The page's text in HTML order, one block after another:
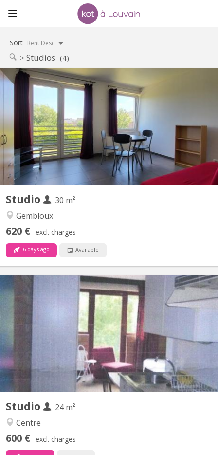
Sort Rent Desc
Studios (4)
Studio
30 m²
Gembloux
620 € excl. charges
6 days ago Available
Situé à Gembloux (Lonzée) à 20 minutes, en voiture, de Louvain
la Neuve. Joli petit Studio à louer. Lumineux. Idéal pour personne
seule ou étudiant-e-Composé d'une pièce de vie avec cuisine
équipée (frigo et partie congélateur, four, 4 taques
vitrocéramiques, lave-vaisselle) , une salle de bain...
Studio
24 m²
Centre
600 € excl. charges
KV 1415
Studio meublé bien situé à 3 minutes à pied du centre de
Louvain-la-Neuve. Il se situe au deuxième étage d'un immeuble